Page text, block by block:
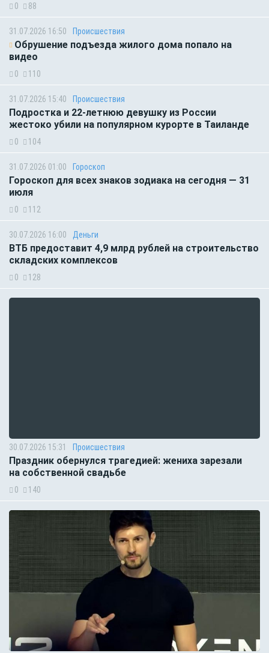
0 88
31.07.2026 16:50 Происшествия
Обрушение подъезда жилого дома попало на
видео
0 110
31.07.2026 15:40 Происшествия
Подростка и 22-летнюю девушку из России
жестоко убили на популярном курорте в Таиланде
0 104
31.07.2026 01:00 Гороскоп
Гороскоп для всех знаков зодиака на сегодня — 31
июля
0 112
30.07.2026 16:00 Деньги
ВТБ предоставит 4,9 млрд рублей на строительство
складских комплексов
0 128
30.07.2026 15:31 Происшествия
Праздник обернулся трагедией: жениха зарезали
на собственной свадьбе
0 140